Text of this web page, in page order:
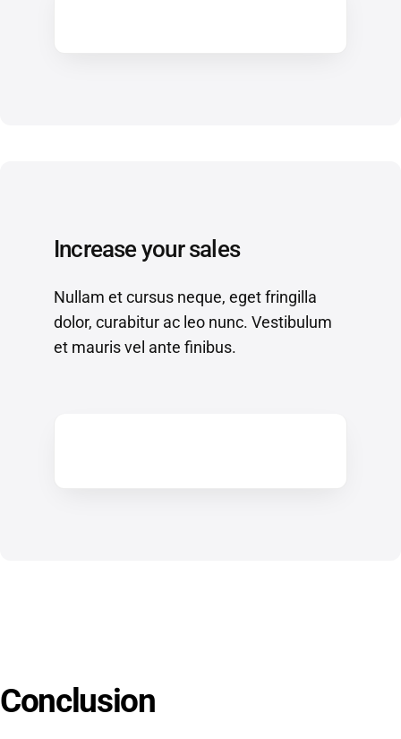
Increase your sales
Nullam et cursus neque, eget fringilla
dolor, curabitur ac leo nunc. Vestibulum
et mauris vel ante finibus.
Conclusion